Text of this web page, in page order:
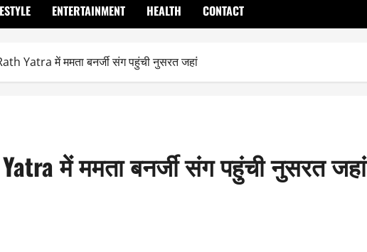
ENTERTAINMENT HEALTH CONTACT
Yatra में ममता बनर्जी संग पहुंची नुसरत जहां
में ममता बनर्जी संग पहुंची नुसरत जहां